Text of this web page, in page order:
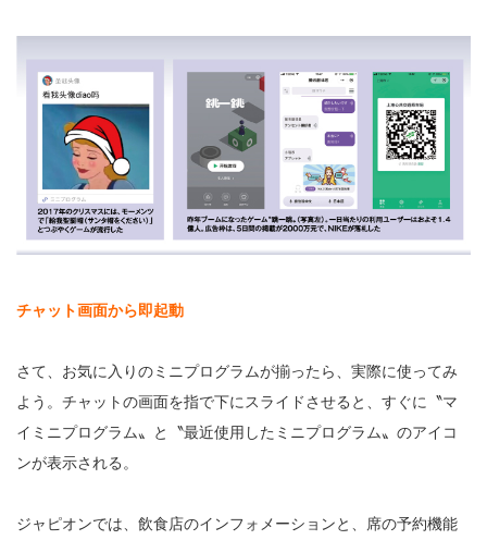
チャット画面から即起動
さて、お気に入りのミニプログラムが揃ったら、実際に使ってみ
よう。チャットの画面を指で下にスライドさせると、すぐに〝マ
イミニプログラム〟と〝最近使用したミニプログラム〟のアイコ
ンが表示される。
ジャピオンでは、飲食店のインフォメーションと、席の予約機能